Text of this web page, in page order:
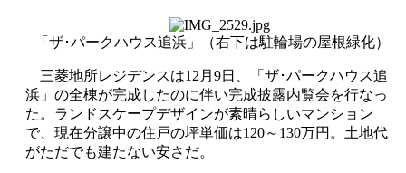
「ザ･パークハウス追浜」（右下は駐輪場の屋根緑化）
三菱地所レジデンスは12月9日、「ザ･パークハウス追
浜」の全棟が完成したのに伴い完成披露内覧会を行なっ
た。ランドスケープデザインが素晴らしいマンション
で、現在分譲中の住戸の坪単価は120～130万円。土地代
がただでも建たない安さだ。